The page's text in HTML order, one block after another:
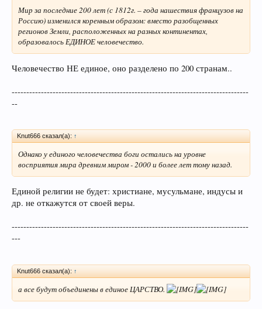
Мир за последние 200 лет (с 1812г. – года нашествия французов на
Россию) изменился коренным образом: вместо разобщенных
регионов Земли, расположенных на разных континентах,
образовалось ЕДИНОЕ человечество.
Человечество НЕ единое, оно разделено по 200 странам..
---------------------------------------------------------------------------------
--
Knut666 сказал(а): ↑
Однако у единого человечества боги остались на уровне
восприятия мира древним миром - 2000 и более лет тому назад.
Единой религии не будет: христиане, мусульмане, индусы и
др. не откажутся от своей веры.
---------------------------------------------------------------------------------
---
Knut666 сказал(а): ↑
а все будут объединены в единое ЦАРСТВО.